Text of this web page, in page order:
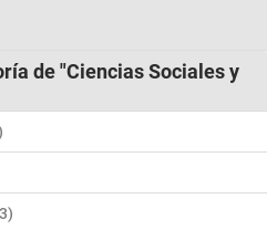
de "Ciencias Sociales y